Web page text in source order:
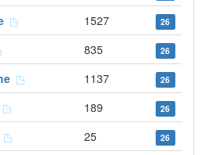
1527 26
835 26
1137 26
189 26
25 26